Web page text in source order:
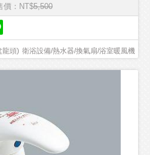
價：NT$5,500
衛浴設備/熱水器/換氣扇/浴室暖風機
龍頭)